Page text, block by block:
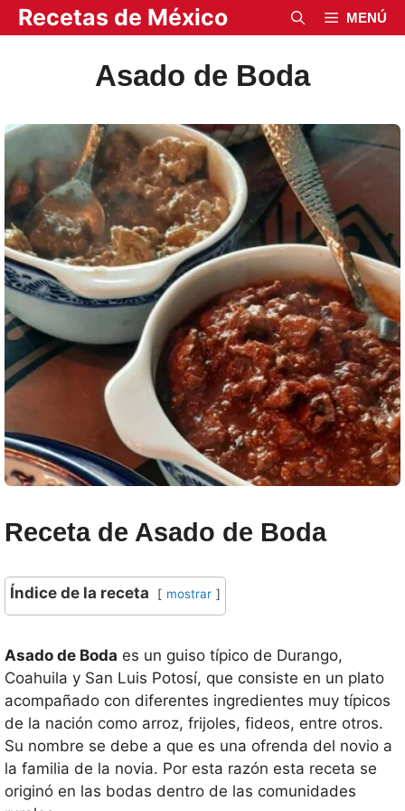
Saltar
al
Recetas de México MENÚ
Asado de Boda
Receta de Asado de Boda
Índice de la receta mostrar
Asado de Boda es un guiso típico de Durango,
Coahuila y San Luis Potosí, que consiste en un plato
acompañado con diferentes ingredientes muy típicos
de la nación como arroz, frijoles, fideos, entre otros.
Su nombre se debe a que es una ofrenda del novio a
la familia de la novia. Por esta razón esta receta se
originó en las bodas dentro de las comunidades